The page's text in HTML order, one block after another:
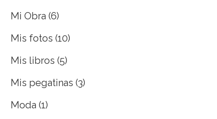
Mi Obra (6)
Mis fotos (10)
Mis libros (5)
Mis pegatinas (3)
Moda (1)